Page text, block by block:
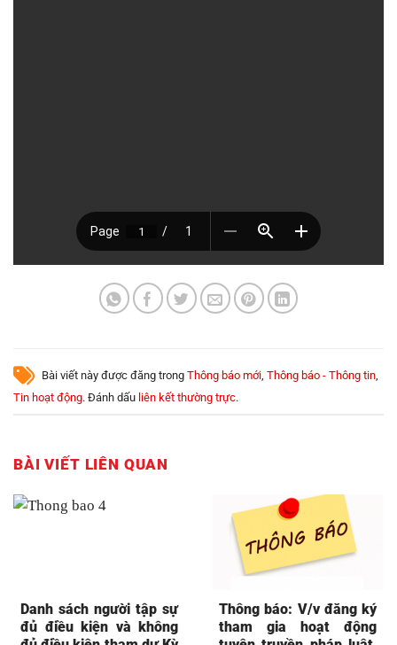
Bài viết này được đăng trong Thông báo mới, Thông báo - Thông tin,
Tin hoạt động. Đánh dấu liên kết thường trực.
BÀI VIẾT LIÊN QUAN
Danh sách người tập sự
đủ điều kiện và không
Thông báo: V/v đăng ký
tham gia hoạt động